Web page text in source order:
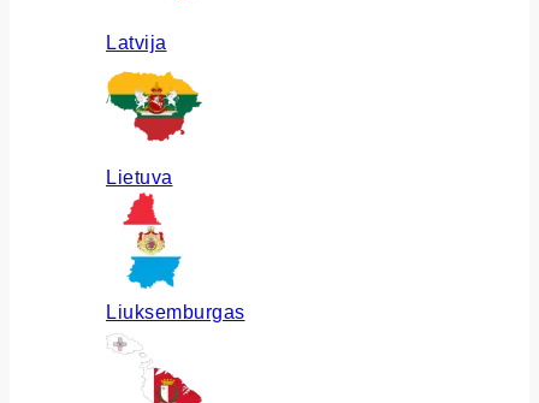
Latvija
Lietuva
Liuksemburgas